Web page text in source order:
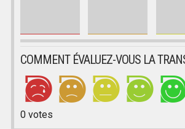
COMMENT ÉVALUEZ-VOUS LA
0votes